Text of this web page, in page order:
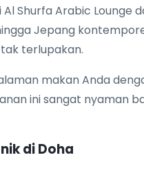
Shurfa Arabic Lounge
Jepang
terlupakan.
makan Anda
ini sangat nyaman
di Doha